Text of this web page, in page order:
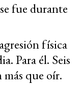
fue durante
física
Para él. Seis
que oír.